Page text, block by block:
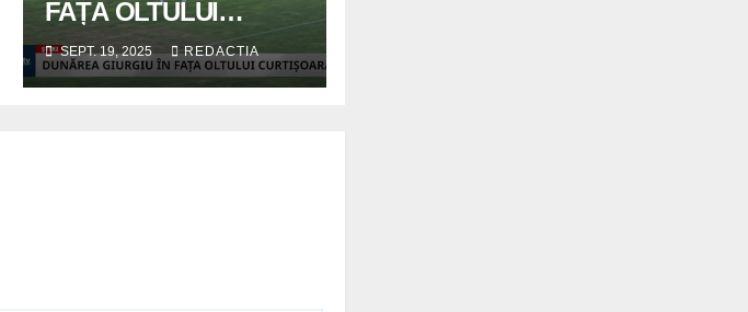
FAȚA OLTULUI
CURTIȘOARA
SEPT. 19, 2025 REDACTIA